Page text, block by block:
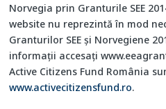
Norvegia prin Granturile SEE
website nu reprezintă în mod
Granturilor SEE și Norvegiene
informații accesați
Active Citizens Fund România
www.activecitizensfund.ro.